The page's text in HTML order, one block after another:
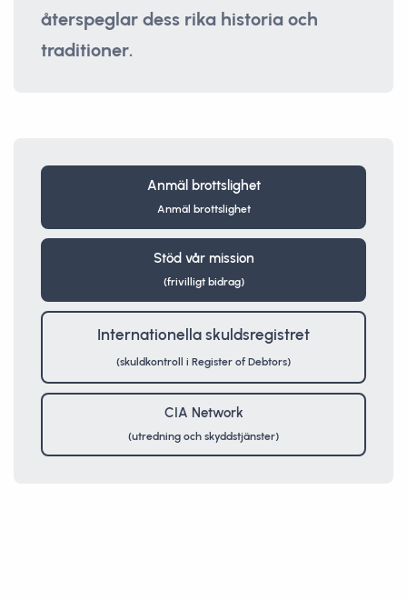
återspeglar dess rika historia och
traditioner.
Anmäl brottslighet
Anmäl brottslighet
Stöd vår mission
(frivilligt bidrag)
Internationella skuldsregistret
(skuldkontroll i Register of Debtors)
CIA Network
(utredning och skyddstjänster)